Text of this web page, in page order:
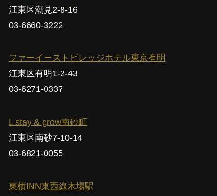
江東区潮見2-8-16
03-6660-3222
ファーイーストビレッジホテル東京有明
江東区有明1-2-43
03-6271-0337
L stay & grow南砂町
江東区南砂7-10-14
03-6821-0055
東横INN東西線木場駅